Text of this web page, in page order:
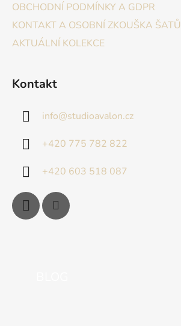
OBCHODNÍ PODMÍNKY A GDPR
KONTAKT A OSOBNÍ ZKOUŠKA ŠATŮ
AKTUÁLNÍ KOLEKCE
Kontakt
info@studioavalon.cz
+420 775 782 822
+420 603 518 087